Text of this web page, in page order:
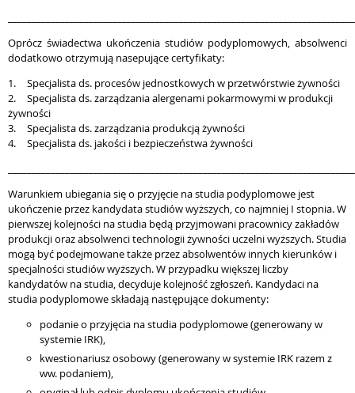
Oprócz świadectwa ukończenia studiów podyplomowych, absolwenci
dodatkowo otrzymują nasepujące certyfikaty:
1.
Specjalista ds. procesów jednostkowych w przetwórstwie żywności
2.
Specjalista ds. zarządzania alergenami pokarmowymi w produkcji
żywności
3.
Specjalista ds. zarządzania produkcją żywności
4.
Specjalista ds. jakości i bezpieczeństwa żywności
Warunkiem ubiegania się o przyjęcie na studia podyplomowe jest
ukończenie przez kandydata studiów wyższych, co najmniej I stopnia. W
pierwszej kolejności na studia będą przyjmowani pracownicy zakładów
produkcji oraz absolwenci technologii żywności uczelni wyższych. Studia
mogą być podejmowane także przez absolwentów innych kierunków i
specjalności studiów wyższych. W przypadku większej liczby
kandydatów na studia, decyduje kolejność zgłoszeń. Kandydaci na
studia podyplomowe składają następujące dokumenty:
podanie o przyjęcia na studia podyplomowe (generowany w
systemie IRK),
kwestionariusz osobowy (generowany w systemie IRK razem z
ww. podaniem),